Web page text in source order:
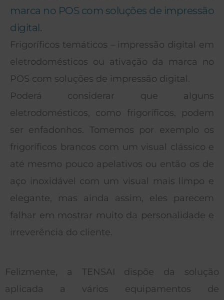
marca no POS com soluções de impressão
digital.
Frigoríficos temáticos – impressão digital em
eletrodomésticos ou ativação da marca no
POS com soluções de impressão digital.
Poderá considerar que alguns
eletrodomésticos, como frigoríficos, podem
ser enfadonhos. Tomemos por exemplo os
frigoríficos brancos com um visual clássico e
até mesmo pouco apelativos ou então os de
aço inoxidável com um visual mais limpo e
elegante, mas ainda assim, eles parecem
falhar em mostrar muito da personalidade e
irreverência do cliente.
Felizmente, a TENSAI dispõe da solução
aplicada a vários equipamentos de